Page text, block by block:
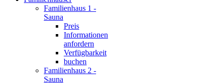
Familienhaus 1 -
Sauna
Preis
Informationen
anfordern
Verfügbarkeit
buchen
Familienhaus 2 -
Sauna